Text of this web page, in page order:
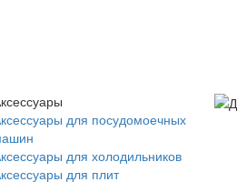
для посудомоечных
для холодильников
для плит